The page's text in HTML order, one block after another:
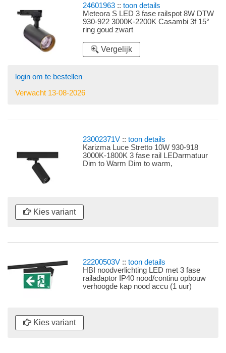
24601963 ::toon details
Meteora S LED 3 fase railspot 8W DTW
930-922 3000K-2200K Casambi 3f 15°
ring goud zwart
Vergelijk
login om te bestellen
Verwacht 13-08-2026
23002371V ::toon details
Karizma Luce Stretto 10W 930-918
3000K-1800K 3 fase rail LEDarmatuur
Dim to Warm Dim to warm,
Kies variant
22200503V ::toon details
HBI noodverlichting LED met 3 fase
railadaptor IP40 nood/continu opbouw
verhoogde kap nood accu (1 uur)
Kies variant